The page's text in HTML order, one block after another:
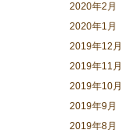
2020年2月
2020年1月
2019年12月
2019年11月
2019年10月
2019年9月
2019年8月